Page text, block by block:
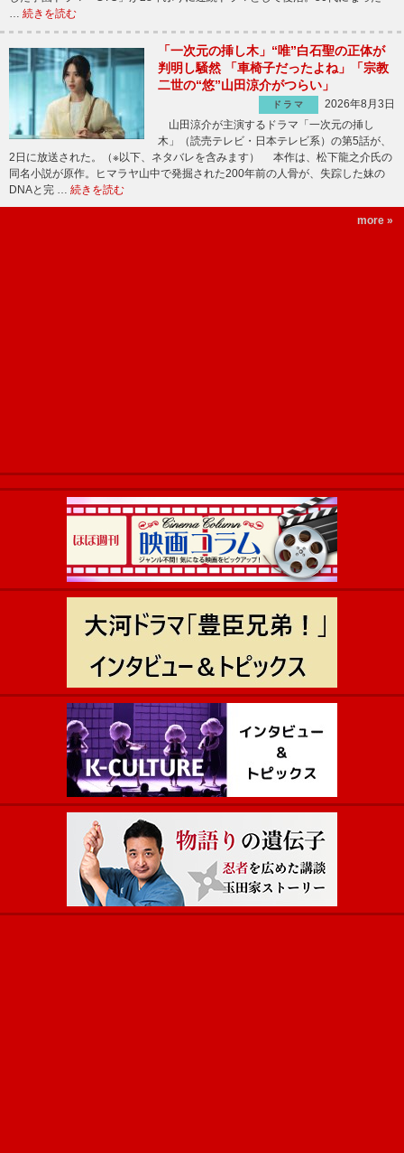
… 続きを読む
「一次元の挿し木」“唯”白石聖の正体が
判明し騒然 「車椅子だったよね」「宗教
二世の“悠”山田涼介がつらい」
ドラマ
2026年8月3日
山田涼介が主演するドラマ「一次元の挿し
木」（読売テレビ・日本テレビ系）の第5話が、
2日に放送された。（※以下、ネタバレを含みます） 本作は、松下龍之介氏の
同名小説が原作。ヒマラヤ山中で発掘された200年前の人骨が、失踪した妹の
DNAと完 … 続きを読む
more »